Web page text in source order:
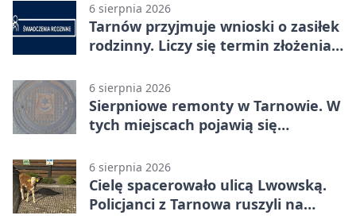
6 sierpnia 2026
Tarnów przyjmuje wnioski o zasiłek
rodzinny. Liczy się termin złożenia
6 sierpnia 2026
Sierpniowe remonty w Tarnowie. W
tych miejscach pojawią się
6 sierpnia 2026
Cielę spacerowało ulicą Lwowską.
Policjanci z Tarnowa ruszyli na